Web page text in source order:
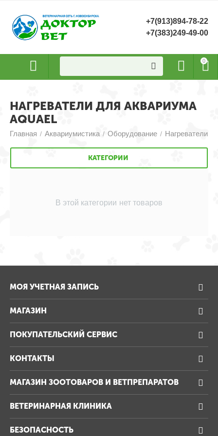
+7(913)894-78-22
+7(383)249-49-00
0
НАГРЕВАТЕЛИ ДЛЯ АКВАРИУМА
AQUAEL
Главная / Аквариумистика / Оборудование / Нагреватели
КАТЕГОРИИ
В этой категории нет товаров
МОЯ УЧЕТНАЯ ЗАПИСЬ
МАГАЗИН
ПОКУПАТЕЛЬСКИЙ СЕРВИС
КОНТАКТЫ
МАГАЗИН ЗООТОВАРОВ И ВЕТПРЕПАРАТОВ
ВЕТЕРИНАРНАЯ КЛИНИКА
БЕЗОПАСНОСТЬ